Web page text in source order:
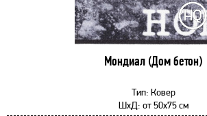
Мондиал (Дом бетон)
Тип: Ковер
ШхД: от50x75 см